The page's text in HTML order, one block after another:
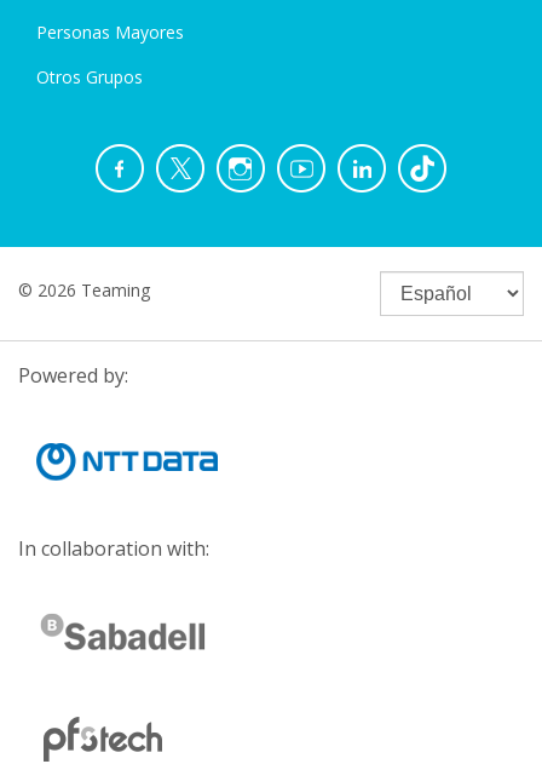
Personas Mayores
Otros Grupos
© 2026 Teaming
Powered by:
In collaboration with: